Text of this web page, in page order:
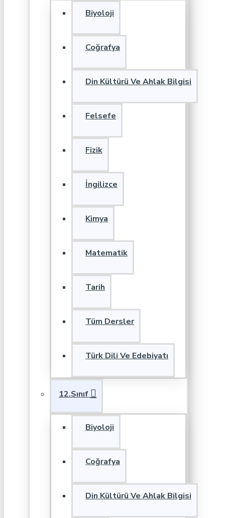
Biyoloji
Coğrafya
Din Kültürü Ve Ahlak Bilgisi
Felsefe
Fizik
İngilizce
Kimya
Matematik
Tarih
Tüm Dersler
Türk Dili Ve Edebiyatı
12.Sınıf
Biyoloji
Coğrafya
Din Kültürü Ve Ahlak Bilgisi